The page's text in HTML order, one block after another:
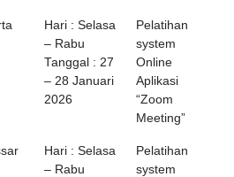
Hari : Selasa
– Rabu
Tanggal : 27
– 28 Januari
2026
Pelatihan
system
Online
Aplikasi
“Zoom
Meeting”
Hari : Selasa
– Rabu
Pelatihan
system